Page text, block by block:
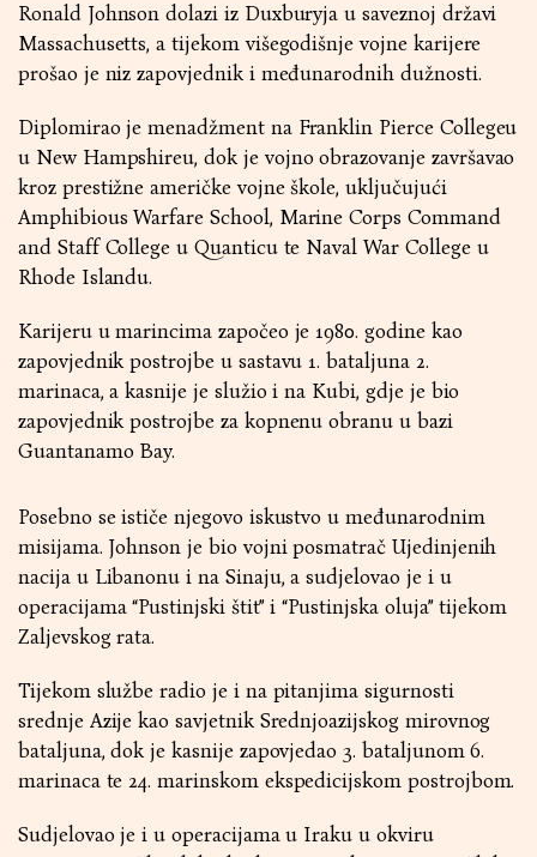
Ronald Johnson dolazi iz Duxburyja u saveznoj državi
Massachusetts, a tijekom višegodišnje vojne karijere
prošao je niz zapovjednik i međunarodnih dužnosti.
Diplomirao je menadžment na Franklin Pierce Collegeu
u New Hampshireu, dok je vojno obrazovanje završavao
kroz prestižne američke vojne škole, uključujući
Amphibious Warfare School, Marine Corps Command
and Staff College u Quanticu te Naval War College u
Rhode Islandu.
Karijeru u marincima započeo je 1980. godine kao
zapovjednik postrojbe u sastavu 1. bataljuna 2.
marinaca, a kasnije je služio i na Kubi, gdje je bio
zapovjednik postrojbe za kopnenu obranu u bazi
Guantanamo Bay.
Posebno se ističe njegovo iskustvo u međunarodnim
misijama. Johnson je bio vojni posmatrač Ujedinjenih
nacija u Libanonu i na Sinaju, a sudjelovao je i u
operacijama “Pustinjski štit” i “Pustinjska oluja” tijekom
Zaljevskog rata.
Tijekom službe radio je i na pitanjima sigurnosti
srednje Azije kao savjetnik Srednjoazijskog mirovnog
bataljuna, dok je kasnije zapovjedao 3. bataljunom 6.
marinaca te 24. marinskom ekspedicijskom postrojbom.
Sudjelovao je i u operacijama u Iraku u okviru